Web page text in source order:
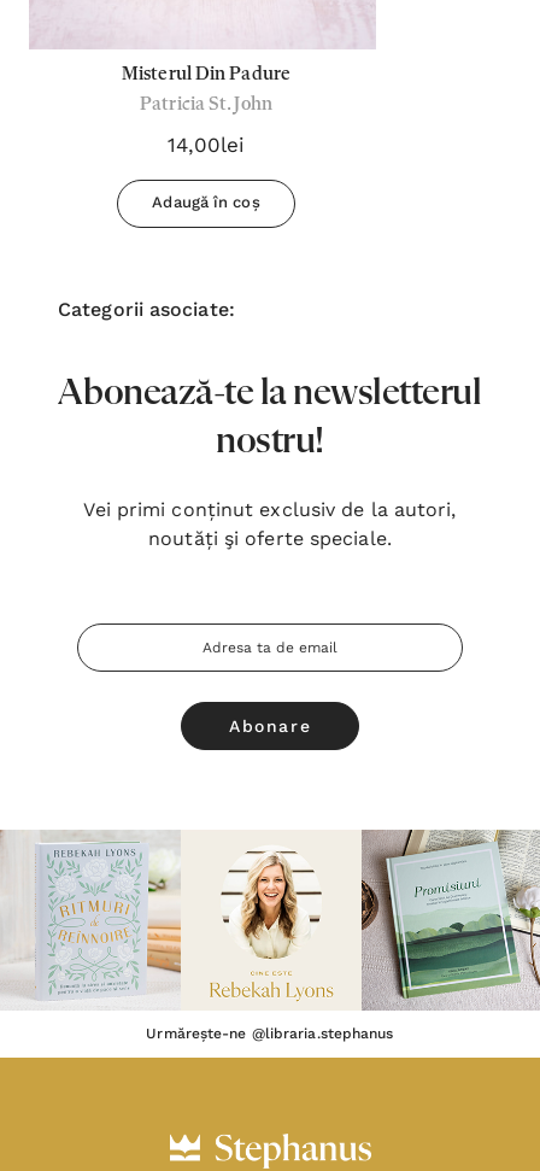
Misterul Din Padure
Patricia St. John
14,00lei
Adaugă în coș
Categorii asociate:
Abonează-te la newsletterul
nostru!
Vei primi conținut exclusiv de la autori,
noutăți şi oferte speciale.
Adresa
Email
Urmărește-ne @libraria.stephanus